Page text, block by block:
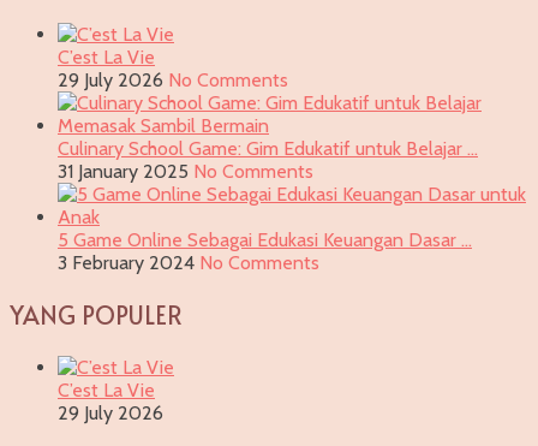
C’est La Vie
29 July 2026 No Comments
Culinary School Game: Gim Edukatif untuk Belajar …
31 January 2025 No Comments
5 Game Online Sebagai Edukasi Keuangan Dasar …
3 February 2024 No Comments
YANG POPULER
C’est La Vie
29 July 2026